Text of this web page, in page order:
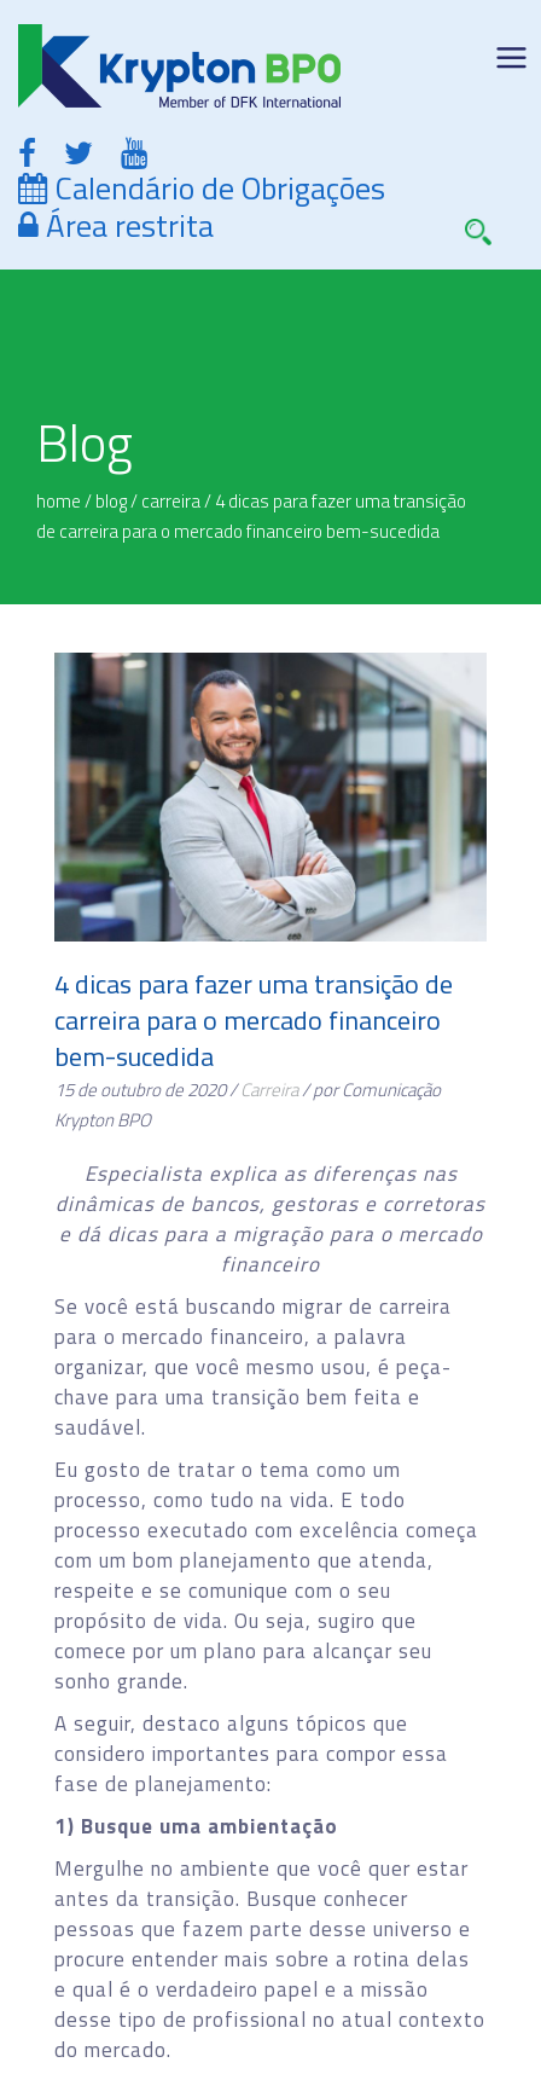
Calendário de Obrigações
Área restrita
Blog
home/blog/carreira/4 dicas para fazer uma transição
de carreira para o mercado financeiro bem-sucedida
4 dicas para fazer uma transição de
carreira para o mercado financeiro
bem-sucedida
15 de outubro de 2020 /Carreira/ por Comunicação
Krypton BPO
Especialista explica as diferenças nas
dinâmicas de bancos, gestoras e corretoras
e dá dicas para a migração para o mercado
financeiro
Se você está buscando migrar de carreira
para o mercado financeiro, a palavra
organizar, que você mesmo usou, é peça-
chave para uma transição bem feita e
saudável.
Eu gosto de tratar o tema como um
processo, como tudo na vida. E todo
processo executado com excelência começa
com um bom planejamento que atenda,
respeite e se comunique com o seu
propósito de vida. Ou seja, sugiro que
comece por um plano para alcançar seu
sonho grande.
A seguir, destaco alguns tópicos que
considero importantes para compor essa
fase de planejamento:
1) Busque uma ambientação
Mergulhe no ambiente que você quer estar
antes da transição. Busque conhecer
pessoas que fazem parte desse universo e
procure entender mais sobre a rotina delas
e qual é o verdadeiro papel e a missão
desse tipo de profissional no atual contexto
do mercado.